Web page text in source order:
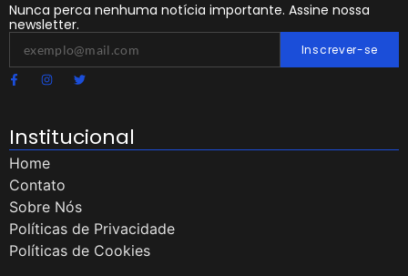
Nunca perca nenhuma notícia importante. Assine nossa
newsletter.
Inscrever-se
Institucional
Home
Contato
Sobre Nós
Políticas de Privacidade
Políticas de Cookies